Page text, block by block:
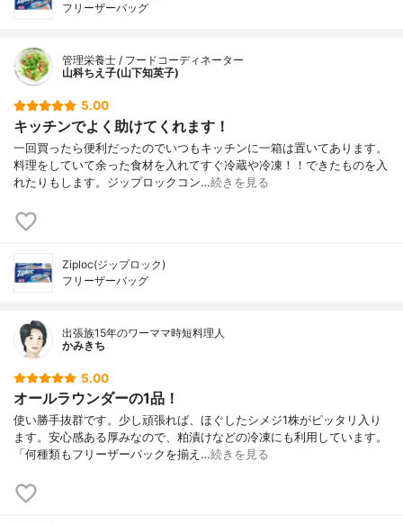
フリーザーバッグ
管理栄養士 / フードコーディネーター
山科ちえ子(山下知英子)
5.00
キッチンでよく助けてくれます！
一回買ったら便利だったのでいつもキッチンに一箱は置いてあります。
料理をしていて余った食材を入れてすぐ冷蔵や冷凍！！できたものを入
れたりもします。ジップロックコン…続きを見る
Ziploc(ジップロック)
フリーザーバッグ
出張族15年のワーママ時短料理人
かみきち
5.00
オールラウンダーの1品！
使い勝手抜群です。少し頑張れば、ほぐしたシメジ1株がピッタリ入り
ます。安心感ある厚みなので、粕漬けなどの冷凍にも利用しています。
「何種類もフリーザーパックを揃え…続きを見る